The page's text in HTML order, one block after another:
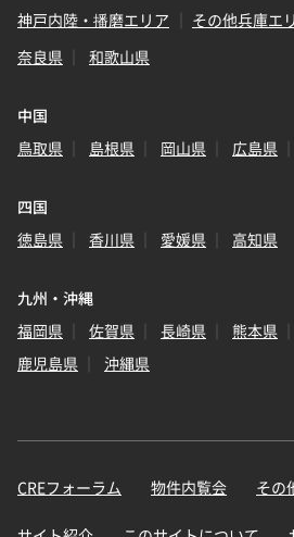
神戸内陸・播磨エリア
その他兵庫エ
奈良県
和歌山県
中国
鳥取県
島根県 岡山県 広島県
四国
徳島県
香川県 愛媛県 高知県
九州・沖縄
福岡県
佐賀県 長崎県 熊本県
鹿児島県
沖縄県
CREフォーラム 物件内覧会 その